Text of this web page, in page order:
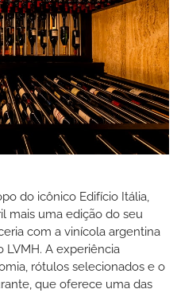
do icônico Edifício Itália,
mais uma edição do seu
com a vinícola argentina
LVMH. A experiência
rótulos selecionados e o
que oferece uma das